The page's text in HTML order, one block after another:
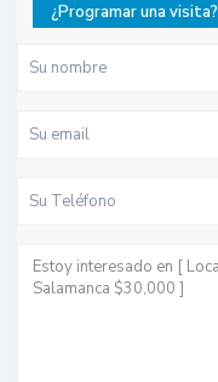
¿Programar una visita?